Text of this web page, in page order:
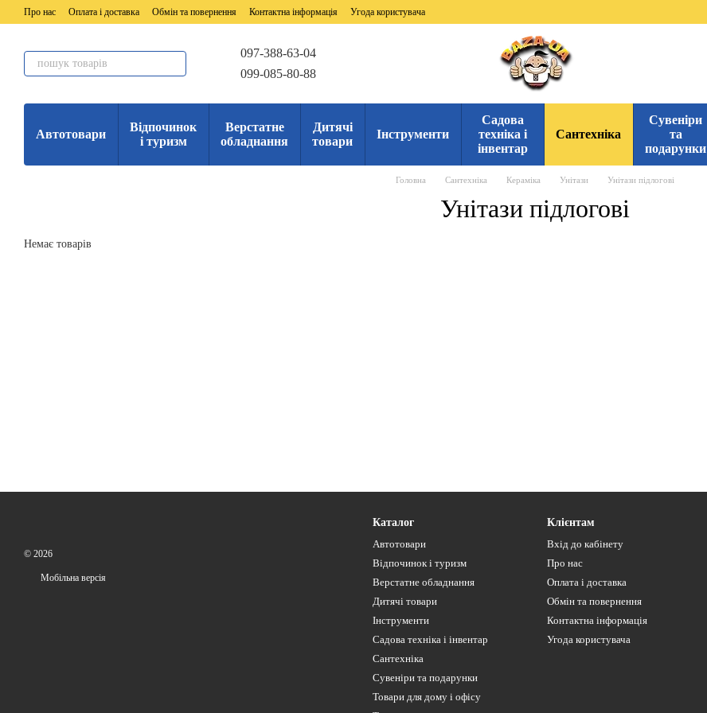
Перейти до основного контенту
Про нас Оплата і доставка Обмін та повернення Контактна інформація Угода користувача
097-388-63-04
099-085-80-88
Автотовари
Відпочинок
і туризм
Верстатне
обладнання
Дитячі
товари
Інструменти
Садова
техніка і
інвентар
Сантехніка
Сувеніри
та
подарунки
Головна Сантехніка Кераміка Унітази Унітази підлогові
Унітази підлогові
Немає товарів
© 2026
Мобільна версія
Каталог
Автотовари
Відпочинок і туризм
Верстатне обладнання
Дитячі товари
Інструменти
Садова техніка і інвентар
Сантехніка
Сувеніри та подарунки
Товари для дому і офісу
Клієнтам
Вхід до кабінету
Про нас
Оплата і доставка
Обмін та повернення
Контактна інформація
Угода користувача